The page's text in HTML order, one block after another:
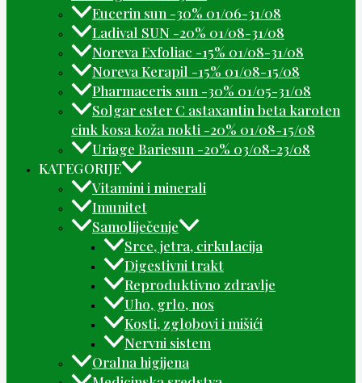
Eucerin sun -30% 01/06-31/08
Ladival SUN -20% 01/08-31/08
Noreva Exfoliac -15% 01/08-31/08
Noreva Kerapil -15% 01/08-15/08
Pharmaceris sun -30% 01/05-31/08
Solgar ester C astaxantin beta karoten
cink kosa koža nokti -20% 01/08-15/08
Uriage Bariesun -20% 03/08-23/08
KATEGORIJE
Vitamini i minerali
Imunitet
Samoliječenje
Srce, jetra, cirkulacija
Digestivni trakt
Reproduktivno zdravlje
Uho, grlo, nos
Kosti, zglobovi i mišići
Nervni sistem
Oralna higijena